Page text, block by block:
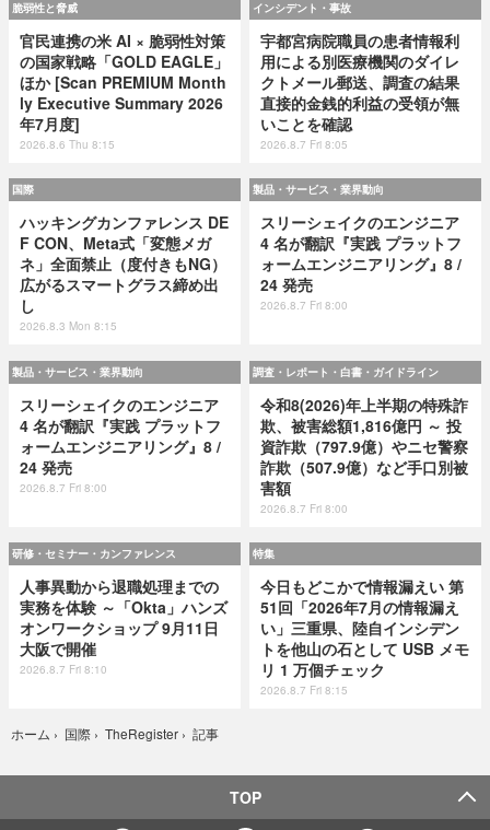
脆弱性と脅威
官民連携の米 AI × 脆弱性対策
の国家戦略「GOLD EAGLE」
ほか [Scan PREMIUM Month
ly Executive Summary 2026
年7月度]
2026.8.6 Thu 8:15
インシデント・事故
宇都宮病院職員の患者情報利
用による別医療機関のダイレ
クトメール郵送、調査の結果
直接的金銭的利益の受領が無
いことを確認
2026.8.7 Fri 8:05
国際
ハッキングカンファレンス DE
F CON、Meta式「変態メガ
ネ」全面禁止（度付きもNG）
広がるスマートグラス締め出
し
2026.8.3 Mon 8:15
製品・サービス・業界動向
スリーシェイクのエンジニア
4 名が翻訳『実践 プラットフ
ォームエンジニアリング』8 /
24 発売
2026.8.7 Fri 8:00
製品・サービス・業界動向
スリーシェイクのエンジニア
4 名が翻訳『実践 プラットフ
ォームエンジニアリング』8 /
24 発売
2026.8.7 Fri 8:00
調査・レポート・白書・ガイドライン
令和8(2026)年上半期の特殊詐
欺、被害総額1,816億円 ～ 投
資詐欺（797.9億）やニセ警察
詐欺（507.9億）など手口別被
害額
2026.8.7 Fri 8:00
研修・セミナー・カンファレンス
人事異動から退職処理までの
実務を体験 ～「Okta」ハンズ
オンワークショップ 9月11日
大阪で開催
2026.8.7 Fri 8:10
特集
今日もどこかで情報漏えい 第
51回「2026年7月の情報漏え
い」三重県、陸自インシデン
トを他山の石として USB メモ
リ 1 万個チェック
2026.8.7 Fri 8:15
ホーム › 国際 › TheRegister › 記事
TOP